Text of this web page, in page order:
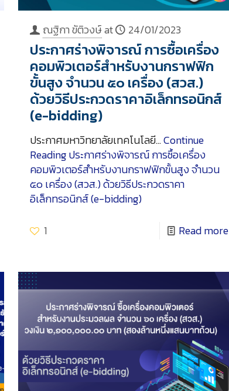
ณฐิกา ขัติวงษ์at 24/01/2023
ประกาศร่างพิจารณ์ การซื้อเครื่อง
คอมพิวเตอร์สำหรับงานกราฟฟิก
ขั้นสูง จำนวน ๕๐ เครื่อง (สวส.)
ด้วยวิธีประกวดราคาอิเล็กทรอนิกส์
(e-bidding)
ประกาศมหาวิทยาลัยเทคโนโลยี…Continue
Readingประกาศร่างพิจารณ์ การซื้อเครื่อง
คอมพิวเตอร์สำหรับงานกราฟฟิกขั้นสูง จำนวน
๕๐ เครื่อง (สวส.) ด้วยวิธีประกวดราคา
อิเล็กทรอนิกส์ (e-bidding)
1
Read more